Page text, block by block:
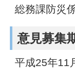
総務課防災
意見募集
平成25年11